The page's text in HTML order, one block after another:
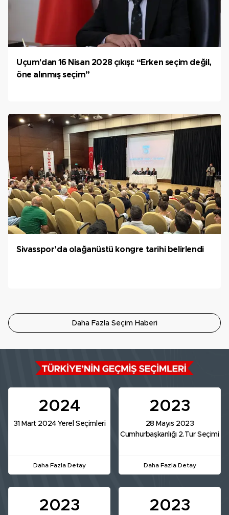
Uçum'dan 16 Nisan 2028 çıkışı: “Erken seçim değil,
öne alınmış seçim”
Sivasspor’da olağanüstü kongre tarihi belirlendi
Daha Fazla Seçim Haberi
2024
31 Mart 2024 Yerel Seçimleri
Daha Fazla Detay
2023
28 Mayıs 2023
Cumhurbaşkanlığı 2.Tur Seçimi
Daha Fazla Detay
2023 2023